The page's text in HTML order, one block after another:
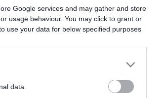
Google services and may gather and store
usage behaviour. You may click to grant or
use your data for below specified purposes
data.
2-es méretben -, és ismét
, amelyben a két nő farmerrel és egy